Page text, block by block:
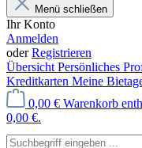
Menü schließen
Ihr Konto
Anmelden
oderRegistrieren
Übersicht Persönliches
Kreditkarten Meine
0,00 € Warenkorb
0,00 €.